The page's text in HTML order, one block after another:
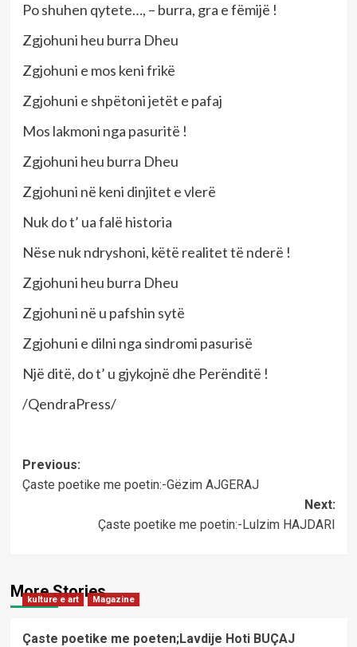
Po shuhen qytete…, – burra, gra e fëmijë !
Zgjohuni heu burra Dheu
Zgjohuni e mos keni frikë
Zgjohuni e shpëtoni jetët e pafaj
Mos lakmoni nga pasuritë !
Zgjohuni heu burra Dheu
Zgjohuni në keni dinjitet e vlerë
Nuk do t’ ua falë historia
Nëse nuk ndryshoni, këtë realitet të nderë !
Zgjohuni heu burra Dheu
Zgjohuni në u pafshin sytë
Zgjohuni e dilni nga sindromi pasurisë
Një ditë, do t’ u gjykojnë dhe Perënditë !
/QendraPress/
Post
navigation
Previous:
Çaste poetike me poetin:-Gëzim AJGERAJ
Next:
Çaste poetike me poetin:-Lulzim HAJDARI
More Stories
kulture e art Magazine
Çaste poetike me poeten;Lavdije Hoti BUÇAJ